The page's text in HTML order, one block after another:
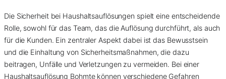
Die Sicherheit bei Haushaltsauflösungen spielt eine entscheidende
Rolle, sowohl für das Team, das die Auflösung durchführt, als auch
für die Kunden. Ein zentraler Aspekt dabei ist das Bewusstsein
und die Einhaltung von Sicherheitsmaßnahmen, die dazu
beitragen, Unfälle und Verletzungen zu vermeiden. Bei einer
Haushaltsauflösung Bohmte können verschiedene Gefahren